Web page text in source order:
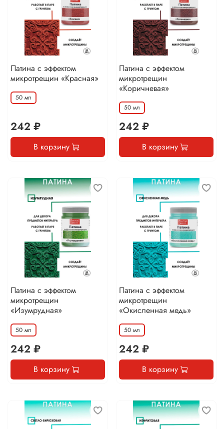
Патина с эффектом
микротрещин «Красная»
50 мл
242 ₽
В корзину
Патина с эффектом
микротрещин
«Коричневая»
50 мл
242 ₽
В корзину
Патина с эффектом
микротрещин
«Изумрудная»
50 мл
242 ₽
В корзину
Патина с эффектом
микротрещин
«Окисленная медь»
50 мл
242 ₽
В корзину